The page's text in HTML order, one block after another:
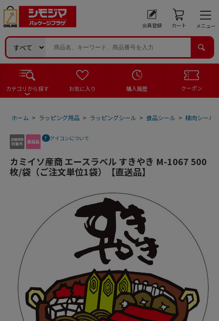
会員登録 カート メニュー
カテゴリから探す お気に入り 購入履歴 クーポン
ホーム > ラッピング用品 > ラッピングシール > 食品シール > 精肉シール
アイコンについて
カミイソ産商 エースラベル すきやき M-1067 500
枚/袋（ご注文単位1袋）【直送品】